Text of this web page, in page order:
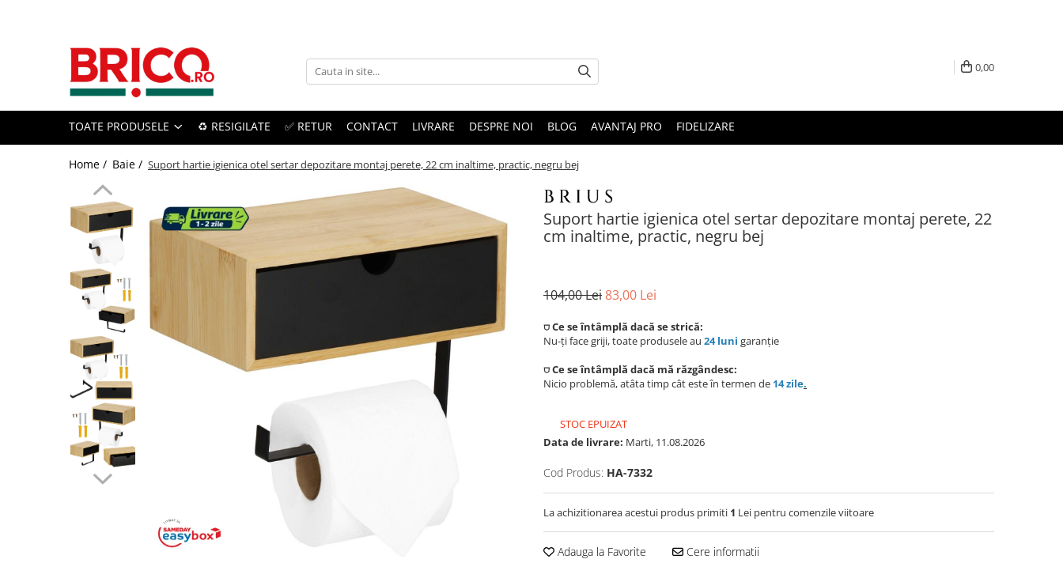
Toate Produsele
Baterii sanitare
Baterii chiuveta baie
Baterii cada si dus
Baterii bideu si dus igienic
Accesorii baterii
Sisteme de dus
Coloane de dus
Seturi de dus
Sisteme de dus incastrate
Brate si palarii dus
0,00
TOATE PRODUSELE ♻️ RESIGILATE ✅ RETUR CONTACT LIVRARE DESPRE NOI BLOG AVANTAJ PRO FIDELIZARE
Home / Baie / Suport hartie igienica otel sertar depozitare montaj perete, 22 cm inaltime, practic, negru bej
Suport hartie igienica otel sertar depozitare montaj perete, 22
cm inaltime, practic, negru bej
104,00 Lei83,00 Lei
⛉ Ce se întâmplă dacă se strică:
Nu-ți face griji, toate produsele au 24 luni garanție
⛉ Ce se întâmplă dacă mă răzgândesc:
Nicio problemă, atâta timp cât este în termen de 14 zile.
STOC EPUIZAT
Data de livrare: Marti, 11.08.2026
Cod Produs: HA-7332
La achizitionarea acestui produs primiti 1 Lei pentru comenzile viitoare
Adauga la Favorite Cere informatii